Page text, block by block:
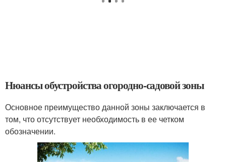
Нюансы обустройства огородно-садовой зоны
Основное преимущество данной зоны заключается в
том, что отсутствует необходимость в ее четком
обозначении.